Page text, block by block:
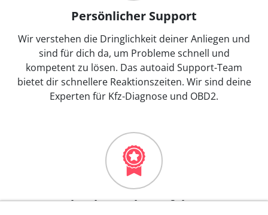
Persönlicher Support
Wir verstehen die Dringlichkeit deiner Anliegen und
sind für dich da, um Probleme schnell und
kompetent zu lösen. Das autoaid Support-Team
bietet dir schnellere Reaktionszeiten. Wir sind deine
Experten für Kfz-Diagnose und OBD2.
Mehr als 10 Jahre Erfahrung